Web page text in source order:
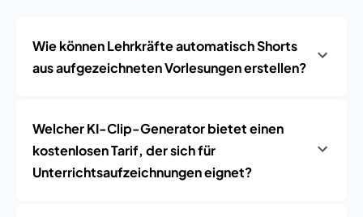
Wie können Lehrkräfte automatisch Shorts
aus aufgezeichneten Vorlesungen erstellen?
Welcher KI-Clip-Generator bietet einen
kostenlosen Tarif, der sich für
Unterrichtsaufzeichnungen eignet?